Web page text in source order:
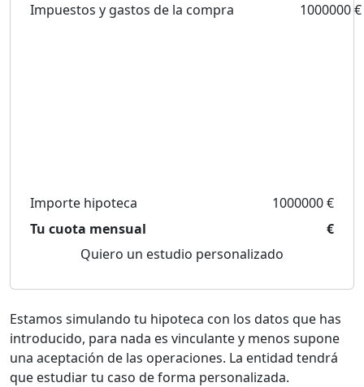
Impuestos y gastos de la compra 1000000 €
Importe hipoteca
1000000 €
Tu cuota mensual
€
Quiero un estudio personalizado
Estamos simulando tu hipoteca con los datos que has
introducido, para nada es vinculante y menos supone
una aceptación de las operaciones. La entidad tendrá
que estudiar tu caso de forma personalizada.